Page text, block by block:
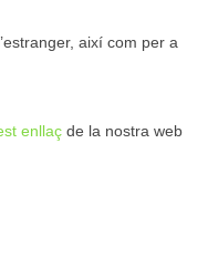
així com per a
enllaç de la nostra web